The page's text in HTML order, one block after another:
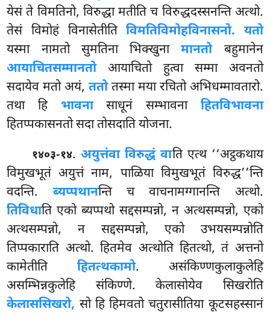
येसं ते विमतिनो, विरुद्धा मतीति च विरुद्धदस्सनन्ति अत्थो.
तेसं विमोहं विनासेतीतिविमतिविमोहविनासनो. यतो
यस्मा नामतो सुमतिना भिक्खुनामानतोबहुमानेन
आयाचितसम्मानतोआयाचितो हुत्वा सम्मा अवनतो
सदायेव मतो अयं,ततोतस्मा मया रचितो अभिधम्मावतारो.
तथा हि भावनासाधूनं सम्भावना हितविभावना
हितप्पकासनतो सदा तोसदाति योजना.
१४०३-१४.अयुत्तंवा विरुद्धं वाति एत्थ ‘‘अट्ठकथाय
विमुखभूतं अयुत्तं नाम, पाळिया विमुखभूतं विरुद्ध’’न्ति
वदन्ति. ब्यप्पथानन्ति च वाचनामग्गानन्ति अत्थो.
तिविधाति एको ब्यप्पथो सद्दसम्पन्नो, न अत्थसम्पन्नो, एको
अत्थसम्पन्नो, न सद्दसम्पन्नो, एको उभयसम्पन्नोति
तिप्पकाराति अत्थो. हितमेव अत्थोति हितत्थो, तं अत्तनो
कामेतीति हितत्थकामो. असंकिण्णकुलाकुलेहि
असम्भिन्नकुलेहि संकिण्णे. केलासोयेव सिखरोति
केलाससिखरो, सो हि हिमवतो चतुरासीतिया कूटसहस्सानं